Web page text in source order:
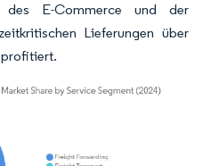
des E-Commerce und der
Lieferungen über
profitiert.